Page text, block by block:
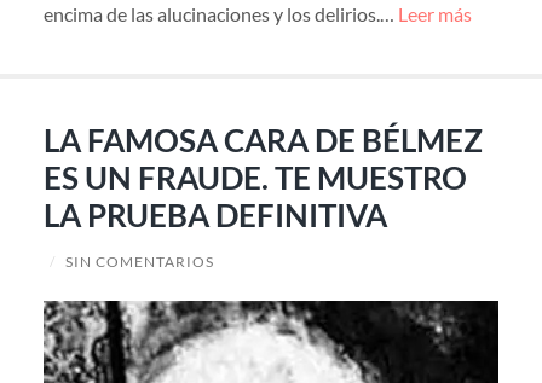
encima de las alucinaciones y los delirios.… Leer más
LA FAMOSA CARA DE BÉLMEZ
ES UN FRAUDE. TE MUESTRO
LA PRUEBA DEFINITIVA
/ SIN COMENTARIOS